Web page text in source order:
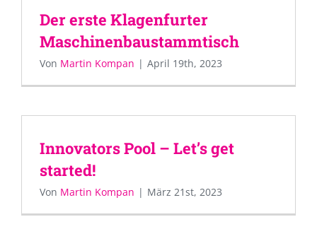
Der erste Klagenfurter
Maschinenbaustammtisch
Von Martin Kompan | April 19th, 2023
Innovators Pool – Let’s get
started!
Von Martin Kompan | März 21st, 2023